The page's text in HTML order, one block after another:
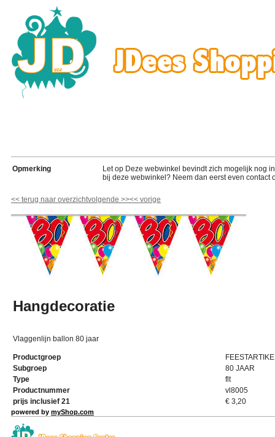
Opmerking
Let op Deze webwinkel bevindt zich mogelijk nog
bij deze webwinkel? Neem dan eerst even contact
<< terug naar overzichtvolgende >><< vorige
Hangdecoratie
Vlaggenlijn ballon 80 jaar
Productgroep
Subgroep
80 JAAR
Type
flt
Productnummer
vl8005
prijs inclusief 21
€ 3,20
powered by myShop.com